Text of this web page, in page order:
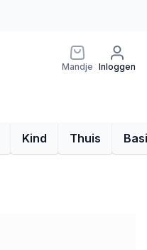
Mandje Inloggen
Kind Thuis